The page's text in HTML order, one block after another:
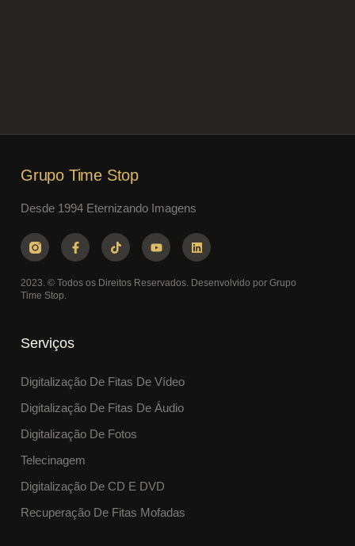
Grupo Time Stop
Desde 1994 Eternizando Imagens
2023. © Todos os Direitos Reservados. Desenvolvido por Grupo
Time Stop.
Serviços
Digitalização De Fitas De Vídeo
Digitalização De Fitas De Áudio
Digitalização De Fotos
Telecinagem
Digitalização De CD E DVD
Recuperação De Fitas Mofadas